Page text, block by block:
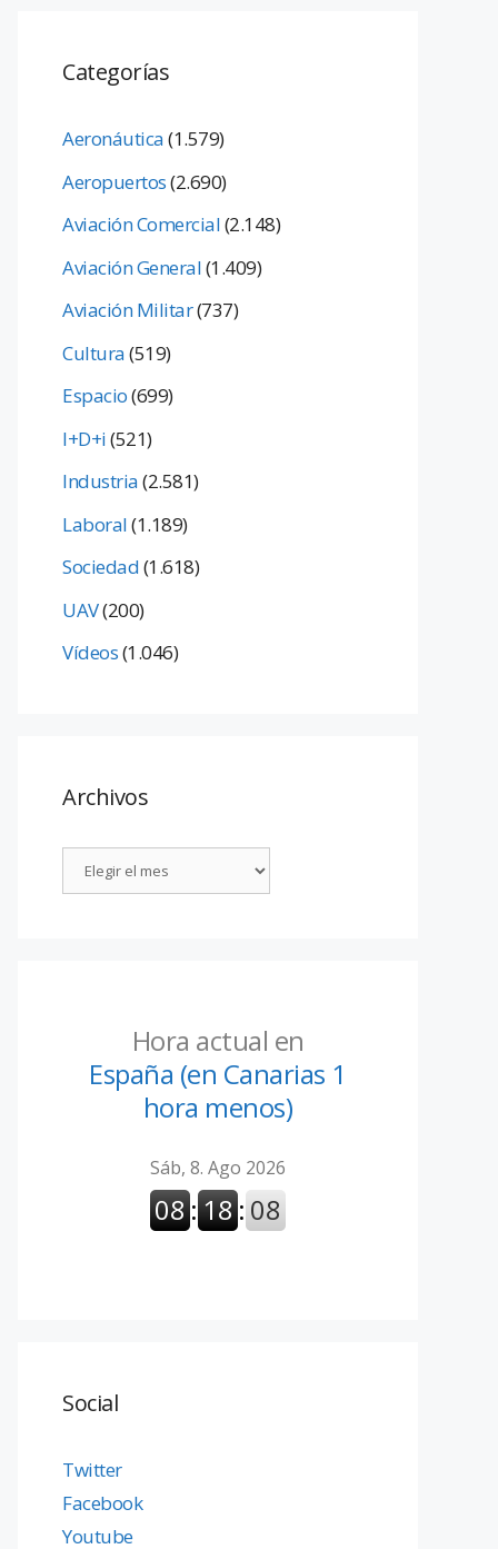
Categorías
Aeronáutica(1.579)
Aeropuertos(2.690)
Aviación Comercial(2.148)
Aviación General(1.409)
Aviación Militar(737)
Cultura(519)
Espacio(699)
I+D+i(521)
Industria(2.581)
Laboral(1.189)
Sociedad(1.618)
UAV(200)
Vídeos(1.046)
Archivos
Hora actual en
España (en Canarias 1
hora menos)
Social
Twitter
Facebook
Youtube